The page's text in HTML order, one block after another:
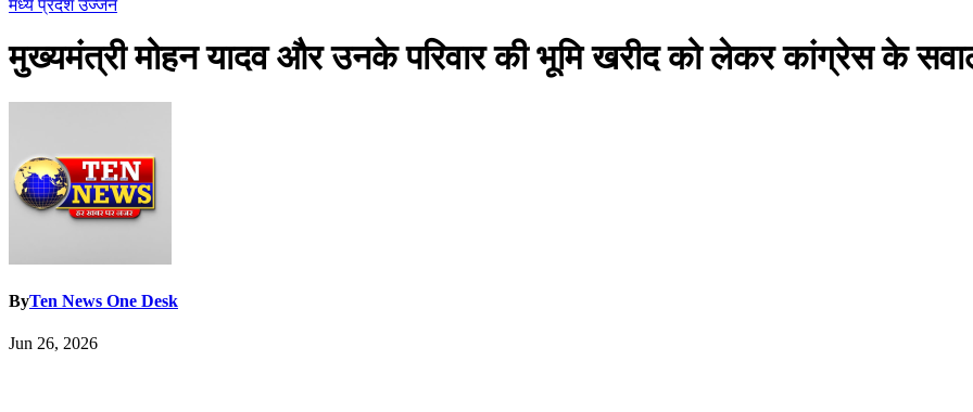
मध्य प्रदेशउज्जैन
मुख्यमंत्री मोहन यादव और उनके परिवार की भूमि खरीद को लेकर कांग्रेस के
ByTen News One Desk
Jun 26, 2026